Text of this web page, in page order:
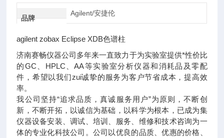
品牌
Agilent/安捷伦
agilent zobax Eclipse XDB色谱柱
济南赛畅仪器公司多年来一直致力于为实验室提供*性价比
的GC、HPLC、AA等实验室分析仪器和消耗品及零配
件，希望以我们zui诚挚的服务为客户节省成本，提高效
率。
我公司坚持“追求品质，真诚服务用户”为原则，不断创
新，不断开拓，以诚信为基础，以科学为根本，已成为集
仪器设备安装、调试、培训、服务、维修和技术咨询为一
体的专业化科技公司。公司以优良的品质、优惠的价格、